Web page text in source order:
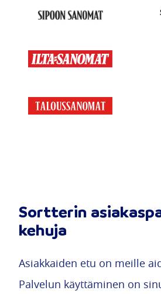
Sortterin
kehuja
Asiakkaiden etu on meille
Palvelun käyttäminen on